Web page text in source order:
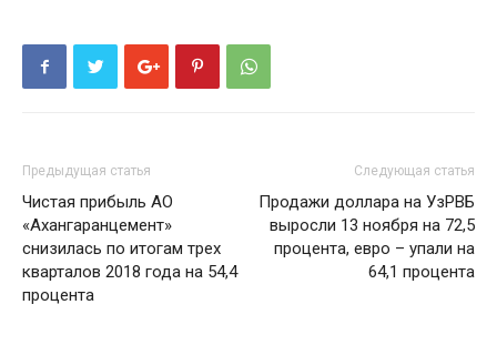
Предыдущая статья
Чистая прибыль АО
«Ахангаранцемент»
снизилась по итогам трех
кварталов 2018 года на 54,4
процента
Следующая статья
Продажи доллара на УзРВБ
выросли 13 ноября на 72,5
процента, евро – упали на
64,1 процента